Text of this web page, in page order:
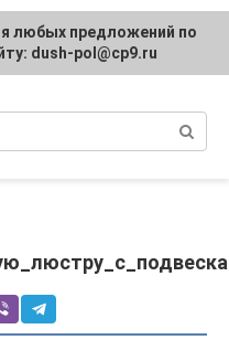
любых предложений по
dush-pol@cp9.ru